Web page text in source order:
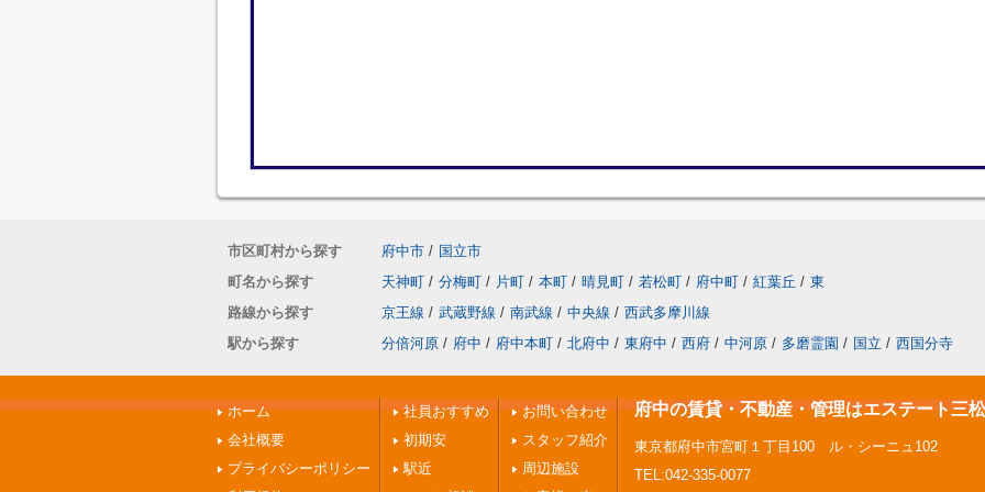
市区町村から探す 府中市 / 国立市
町名から探す
天神町 / 分梅町 / 片町 / 本町 / 晴見町 / 若松町 / 府中町 / 紅葉丘 / 東
路線から探す
京王線 / 武蔵野線 / 南武線 / 中央線 / 西武多摩川線
駅から探す
分倍河原 / 府中 / 府中本町 / 北府中 / 東府中 / 西府 / 中河原 / 多磨霊園 / 国立 / 西国分寺
ホーム
会社概要
プライバシーポリシー
社員おすすめ
初期安
駅近
お問い合わせ
スタッフ紹介
周辺施設
府中の賃貸・不動産・管理はエステート三松
東京都府中市宮町１丁目100 ル・シーニュ102
TEL:042-335-0077